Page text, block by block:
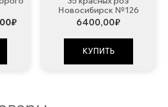
₽Текущая
12250,00₽.
Новосибирск №126
6400,00₽
КУПИТЬ